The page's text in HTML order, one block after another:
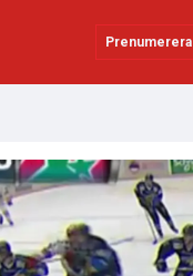
Prenumerera